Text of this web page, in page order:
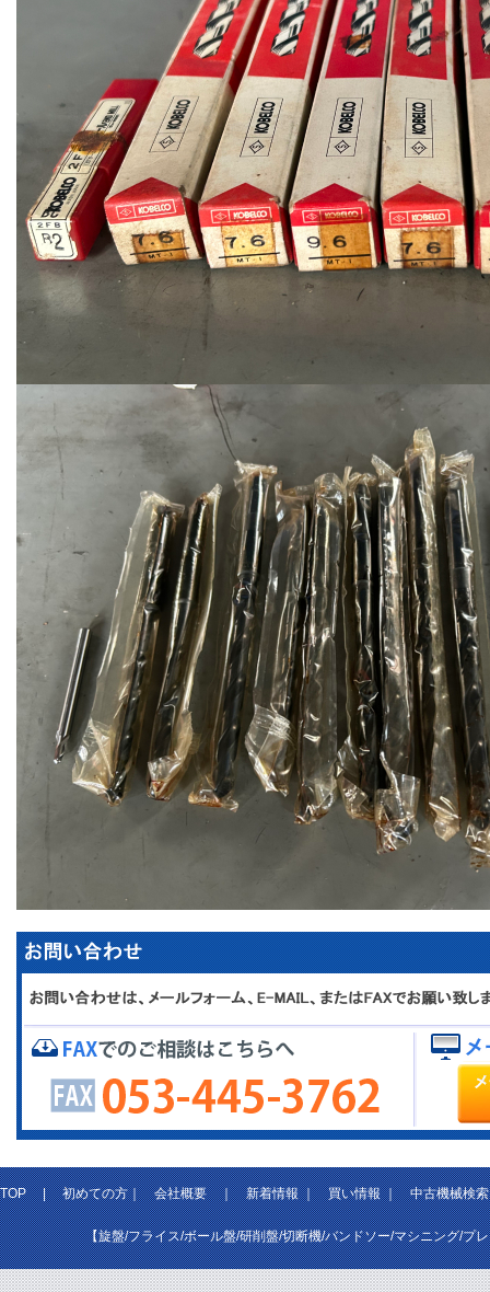
TOP|初めての方｜会社概要｜新着情報｜買い情報｜中古機械検索
【旋盤/フライス/ボール盤/研削盤/切断機/バンドソー/マシニング/プ